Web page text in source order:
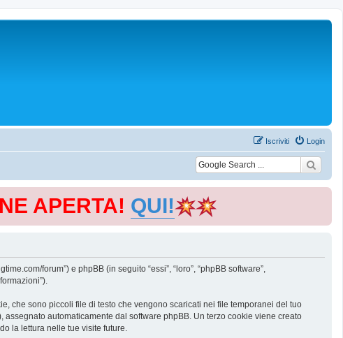
Login
Iscriviti
APERTA! QUI!
forum”) e phpBB (in seguito “essi”, “loro”, “phpBB software”,
che sono piccoli file di testo che vengono scaricati nei file temporanei del tuo
automaticamente dal software phpBB. Un terzo cookie viene creato
la lettura nelle tue visite future.